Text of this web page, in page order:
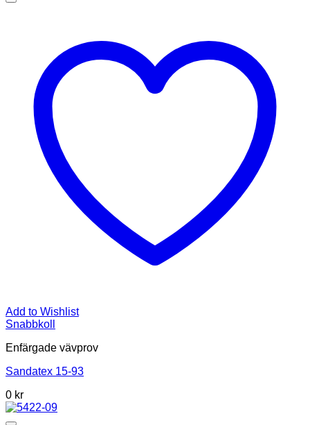
Add to Wishlist
Snabbkoll
Enfärgade vävprov
Sandatex 15-93
0 kr